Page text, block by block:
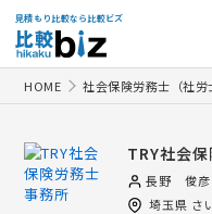
見積もり比較なら比較ビズ
HOME 社会保険労務士（社労
TRY社会
長野 俊彦
埼玉県 さ